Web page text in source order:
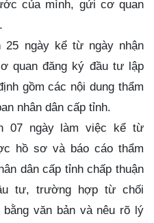
của mình, gửi cơ quan
25 ngày kể từ ngày nhận
quan đăng ký đầu tư lập
gồm các nội dung thẩm
nhân dân cấp tỉnh.
07 ngày làm việc kể từ
hồ sơ và báo cáo thẩm
dân cấp tỉnh chấp thuận
tư, trường hợp từ chối
bằng văn bản và nêu rõ lý